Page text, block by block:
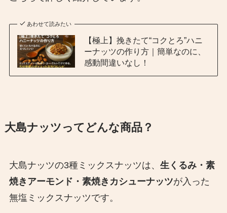
あわせて読みたい
【極上】挽きたて“コクとろ”ハニ
ーナッツの作り方｜簡単なのに、
感動間違いなし！
大島ナッツってどんな商品？
大島ナッツの3種ミックスナッツは、 生くるみ・素
焼きアーモンド・素焼きカシューナッツが入った
無塩ミックスナッツです。